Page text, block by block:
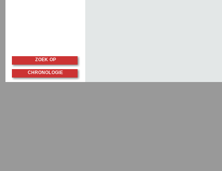
ZOEK OP
CHRONOLOGIE